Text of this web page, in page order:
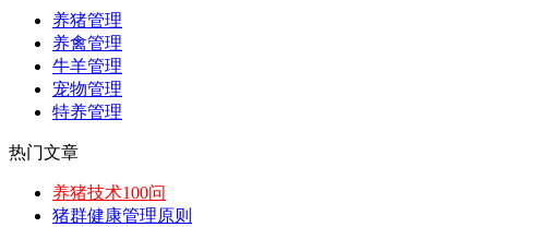
养猪管理
养禽管理
牛羊管理
宠物管理
特养管理
热门文章
养猪技术100问
猪群健康管理原则